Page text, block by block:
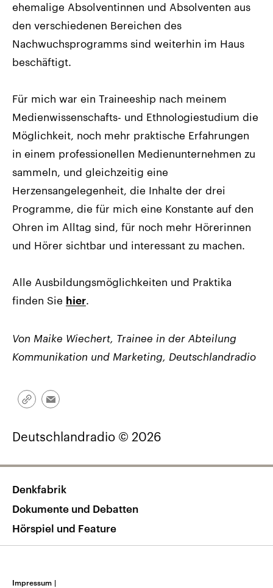
ehemalige Absolventinnen und Absolventen aus
den verschiedenen Bereichen des
Nachwuchsprogramms sind weiterhin im Haus
beschäftigt.
Für mich war ein Traineeship nach meinem
Medienwissenschafts- und Ethnologiestudium die
Möglichkeit, noch mehr praktische Erfahrungen
in einem professionellen Medienunternehmen zu
sammeln, und gleichzeitig eine
Herzensangelegenheit, die Inhalte der drei
Programme, die für mich eine Konstante auf den
Ohren im Alltag sind, für noch mehr Hörerinnen
und Hörer sichtbar und interessant zu machen.
Alle Ausbildungsmöglichkeiten und Praktika
finden Sie hier.
Von Maike Wiechert, Trainee in der Abteilung
Kommunikation und Marketing, Deutschlandradio
Link
Email
Deutschlandradio © 2026
Denkfabrik
Dokumente und Debatten
Hörspiel und Feature
Impressum |